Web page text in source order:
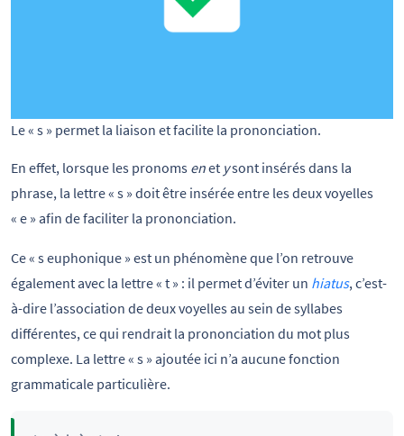
Le « s » permet la liaison et facilite la prononciation.
En effet, lorsque les pronoms enet ysont insérés dans la
phrase, la lettre « s » doit être insérée entre les deux voyelles
« e » afin de faciliter la prononciation.
Ce « s euphonique » est un phénomène que l’on retrouve
également avec la lettre « t » : il permet d’éviter un hiatus, c’est-
à-dire l’association de deux voyelles au sein de syllabes
différentes, ce qui rendrait la prononciation du mot plus
complexe. La lettre « s » ajoutée ici n’a aucune fonction
grammaticale particulière.